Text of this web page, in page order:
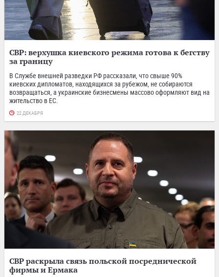
СВР: верхушка киевского режима готова к бегству
за границу
В Службе внешней разведки РФ рассказали, что свыше 90%
киевских дипломатов, находящихся за рубежом, не собираются
возвращаться, а украинские бизнесмены массово оформляют вид на
жительство в ЕС.
22 ДЕКАБРЯ
СВР раскрыла связь польской посреднической
фирмы и Ермака